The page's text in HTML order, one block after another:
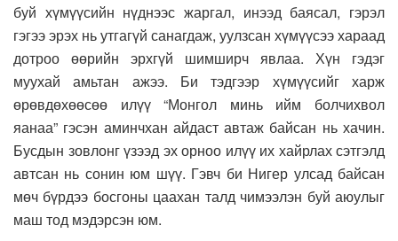
буй хүмүүсийн нүднээс жаргал, инээд баясал, гэрэл
гэгээ эрэх нь утгагүй санагдаж, уулзсан хүмүүсээ хараад
дотроо өөрийн эрхгүй шимширч явлаа. Хүн гэдэг
муухай амьтан ажээ. Би тэдгээр хүмүүсийг харж
өрөвдөхөөсөө илүү “Монгол минь ийм болчихвол
яанаа” гэсэн аминчхан айдаст автаж байсан нь хачин.
Бусдын зовлонг үзээд эх орноо илүү их хайрлах сэтгэлд
автсан нь сонин юм шүү. Гэвч би Нигер улсад байсан
мөч бүрдээ босгоны цаахан талд чимээлэн буй аюулыг
маш тод мэдэрсэн юм.